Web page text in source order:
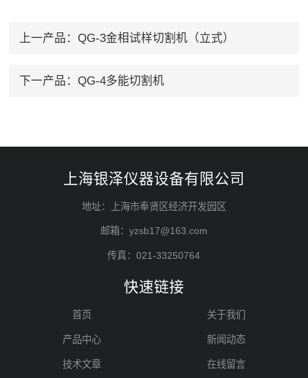
上一产品： QG-3金相试样切割机（立式）
下一产品： QG-4多能切割机
上海银泽仪器设备有限公司
地址：上海市奉贤区经济开发园区
邮箱：yzsb17@163.com
传真：021-33250764
快速链接
首页 关于我们
产品中心 新闻动态
技术文章 在线留言